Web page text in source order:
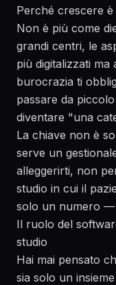
Perché crescere
Non è più come
grandi centri, le
più digitalizzati
burocrazia ti
passare da
diventare "una
La chiave non è
serve un
alleggerirti, non
studio in cui il
solo un numero —
Il ruolo del
studio
Hai mai pensato
sia solo un